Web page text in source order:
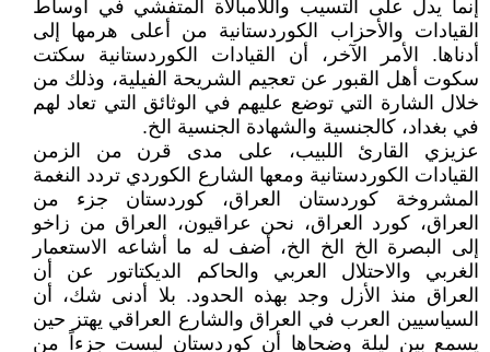
إنما يدل على التسيب واللامبالاة المتفشي في أوساط
القيادات والأحزاب الكوردستانية من أعلى هرمها إلى
أدناها. الأمر الآخر، أن القيادات الكوردستانية سكتت
سكوت أهل القبور عن تعجيم الشريحة الفيلية، وذلك من
خلال الشارة التي توضع عليهم في الوثائق التي تعاد لهم
في بغداد، كالجنسية والشهادة الجنسية الخ.
عزيزي القارئ اللبيب، على مدى قرن من الزمن
القيادات الكوردستانية ومعها الشارع الكوردي تردد النغمة
المشروخة كوردستان العراق، كوردستان جزء من
العراق، كورد العراق، نحن عراقيون، العراق من زاخو
إلى البصرة الخ الخ الخ، أضف له ما أشاعه الاستعمار
الغربي والاحتلال العربي والحاكم الديكتاتور عن أن
العراق منذ الأزل وجد بهذه الحدود. بلا أدنى شك، أن
السياسيين العرب في العراق والشارع العراقي يهتز حين
يسمع بين ليلة وضحاها أن كوردستان ليست جزءاً من